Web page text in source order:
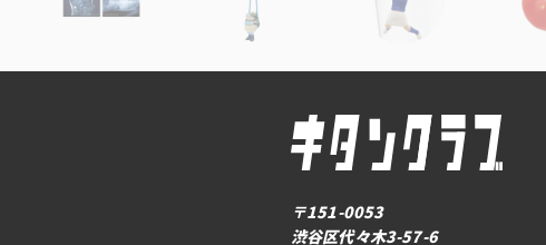
〒151-0053
渋谷区代々木3-57-6